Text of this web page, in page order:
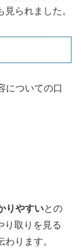
られました。
についての口
りやすいとの
り取りを見る
ります。